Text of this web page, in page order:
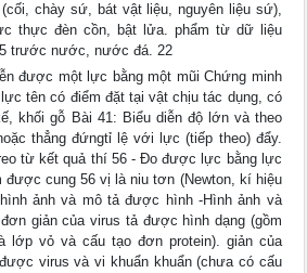
chày sứ, bát vật liệu, nguyên liệu sứ),
thực đèn cồn, bật lửa. phẩm từ dữ liệu
trước nước, nước đá. 22
được một lực bằng một mũi Chứng minh
tên có điểm đặt tại vật chịu tác dụng, có
khối gỗ Bài 41: Biểu diễn độ lớn và theo
thẳng đứngtỉ lệ với lực (tiếp theo) đẩy.
từ kết quả thí 56 - Đo được lực bằng lực
được cung 56 vị là niu tơn (Newton, kí hiệu
ảnh và mô tả được hình -Hình ảnh và
giản của virus tả được hình dạng (gồm
lớp vỏ và cấu tạo đơn protein). giản của
virus và vi khuẩn khuẩn (chưa có cấu